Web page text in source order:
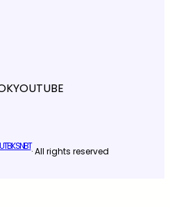
YOUTUBE
UTBK SNBT· All rights reserved